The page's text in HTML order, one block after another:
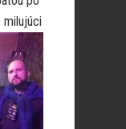
milujúci